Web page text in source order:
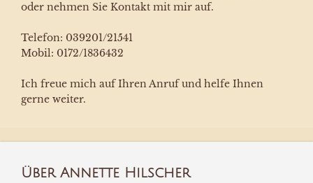
oder nehmen Sie Kontakt mit mir auf.
Telefon: 039201/21541
Mobil: 0172/1836432
Ich freue mich auf Ihren Anruf und helfe Ihnen
gerne weiter.
Über Annette Hilscher